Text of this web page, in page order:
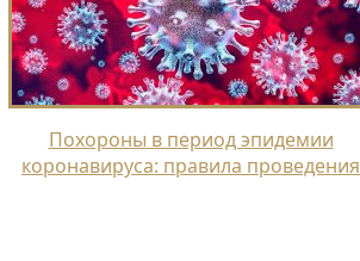
Похороны в период эпидемии
коронавируса: правила проведения